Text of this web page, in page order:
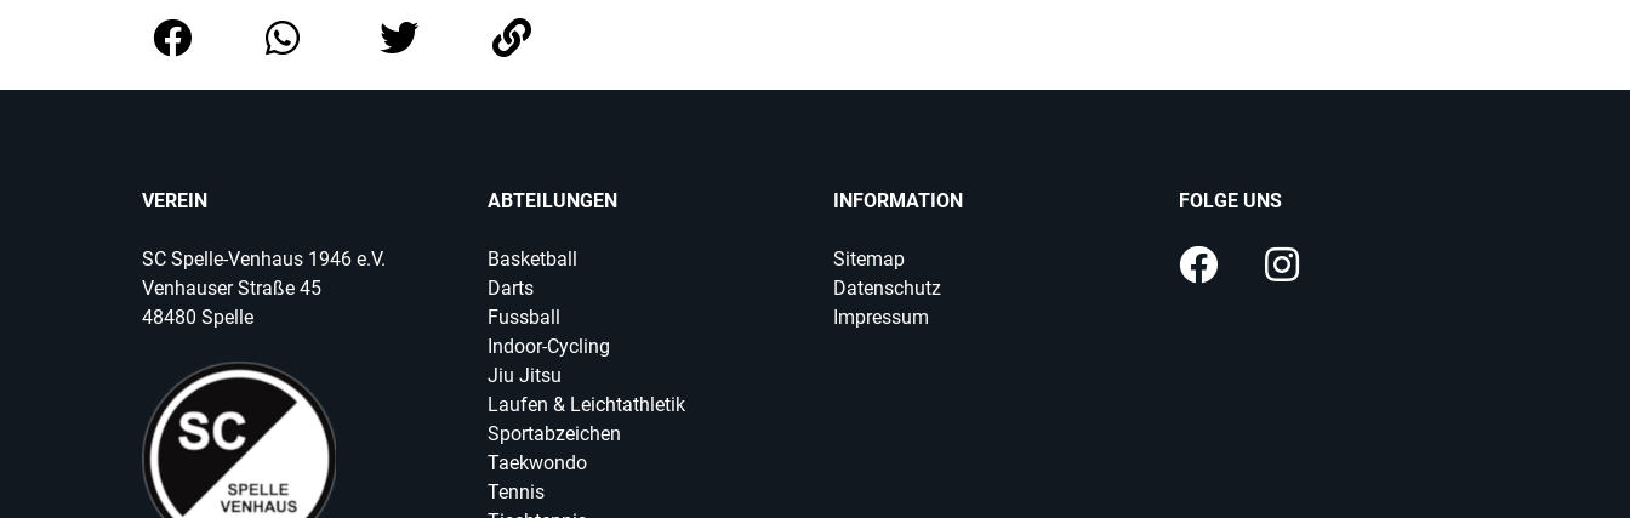
VEREIN
SC Spelle-Venhaus 1946 e.V.
Venhauser Straße 45
48480 Spelle
ABTEILUNGEN
Basketball
Darts
Fussball
Indoor-Cycling
Jiu Jitsu
Laufen & Leichtathletik
Sportabzeichen
Taekwondo
Tennis
INFORMATION
Sitemap
Datenschutz
Impressum
FOLGE UNS